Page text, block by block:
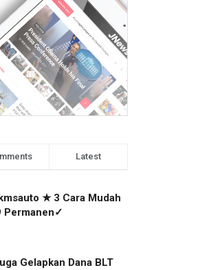
Latest
★ 3 Cara Mudah
Permanen✓
Gelapkan Dana BLT